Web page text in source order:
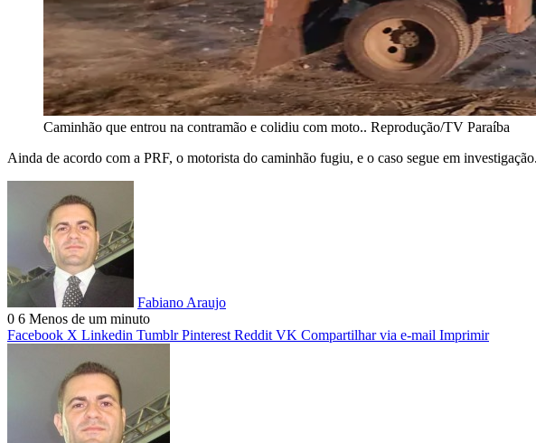
Caminhão que entrou na contramão e colidiu com moto.. Reprodução/TV Paraíba
Ainda de acordo com a PRF, o motorista do caminhão fugiu, e o caso segue em investigação.
Fabiano Araujo
0 6 Menos de um minuto
Facebook X Linkedin Tumblr Pinterest Reddit VK Compartilhar via e-mail Imprimir